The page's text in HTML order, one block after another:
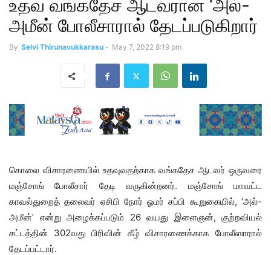
உதவ வங்கதேச ஆடவரான ‘அல்-
அமீன் போலீசாரால் தேடப்படுகிறார்
By Selvi Thirunavukkarasu - May 7, 2022 8:19 pm
கொலை விசாரணையில் உதவுவதற்காக வங்கதேச ஆடவர் ஒருவரை
மஞ்சோங் போலீசார் தேடி வருகின்றனர். மஞ்சோங் மாவட்ட
காவல்துறைத் தலைவர் ஏசிபி நோர் ஓமர் சப்பி கூறுகையில், ‘அல்-
அமீன்’ என்று அழைக்கப்படும் 26 வயது இளைஞன், குற்றவியல்
சட்டத்தின் 302வது பிரிவின் கீழ் விசாரணைக்காக போலீஸாரால்
தேடப்பட்டார்.